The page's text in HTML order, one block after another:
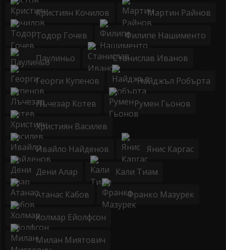
Кристиян Кочилов Мартин Райнов
Тодор Гочев Филипе Нашименто
Паулиньо Станислав Иванов
Георги Купенов Найджъл Робърта
Лъчезар Котев Румен Гьонов
Християн Василев
Ивайло Найденов Янис Каргас
Дени Алар Кали Тиам
Атанас Кабов Франко Мазурек
Холмар Ейолфсон
Милан Миятович